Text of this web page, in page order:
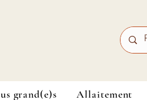
grand(e)s Allaitement